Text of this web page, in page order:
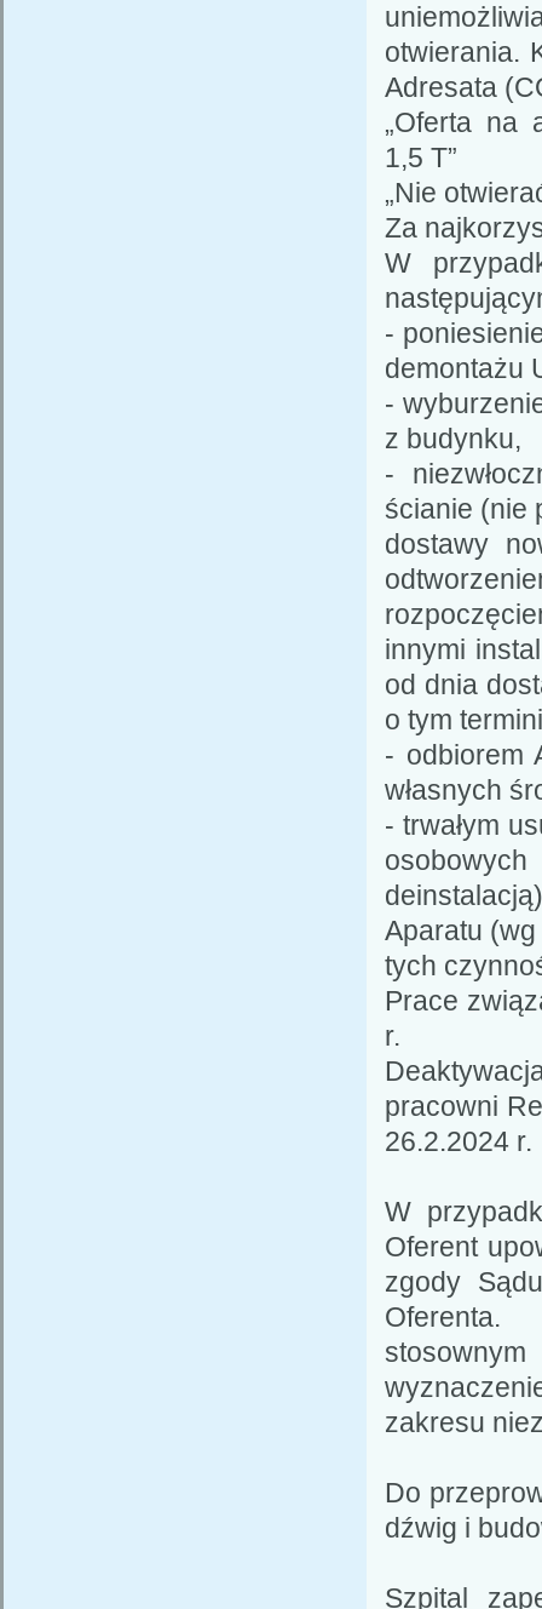
otwierania.
Adresata
„Oferta na
1,5 T”
„Nie
Za
W
-
demontażu
-
z budynku,
-
ścianie (nie
dostawy
innymi
od dnia
o tym
- odbiorem
własnych
- trwałym
Aparatu
tych
Prace
r.
pracowni
26.2.2024 r.
W
Oferent
zgody
Oferenta.
zakresu
Do
dźwig i
Szpital